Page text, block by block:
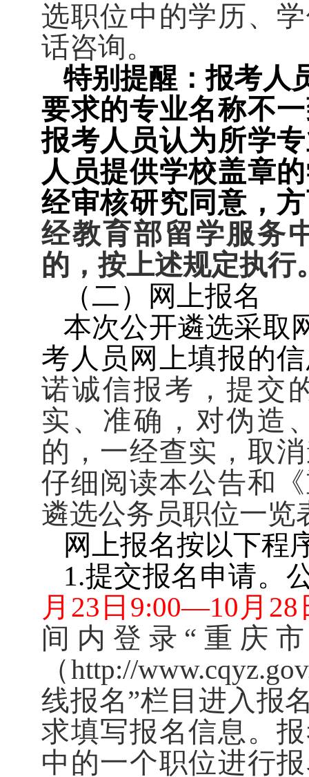
选职位中的学历、
话咨询。
特别提醒：报考人
要求的专业名称不
报考人员认为所学
人员提供学校盖章
经审核研究同意，
经教育部留学服务
的，按上述规定执行
（二）网上报名
本次公开遴选采取
考人员网上填报的
诺诚信报考，提交
实、准确，对伪造
的，一经查实，取
仔细阅读本公告和
遴选公务员职位一览
网上报名按以下程
1.提交报名申请。
月 23 日 9:00—10 月 28
间内登录“重庆
（http://
线报名”栏目进入报
求填写报名信息。
中的一个职位进行